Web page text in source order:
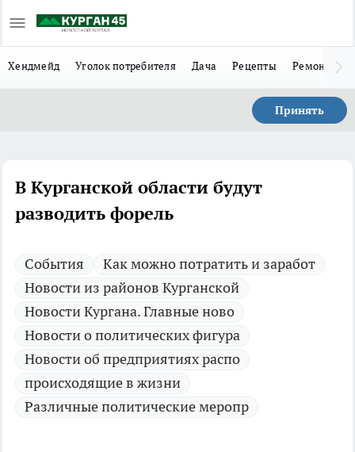
Хендмейд Уголок потребителя Дача Рецепты Ремонт
Принять
В Курганской области будут
разводить форель
Cобытия
Как можно потратить и заработ
Новости из районов Курганской
Новости Кургана. Главные ново
Новости о политических фигура
Новости об предприятиях распо
происходящие в жизни
Различные политические меропр